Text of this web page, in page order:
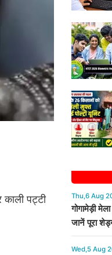
काली पट्टी Thu,6 Aug
गोगामेड़ी
जानें पूरा
Wed,5 Aug